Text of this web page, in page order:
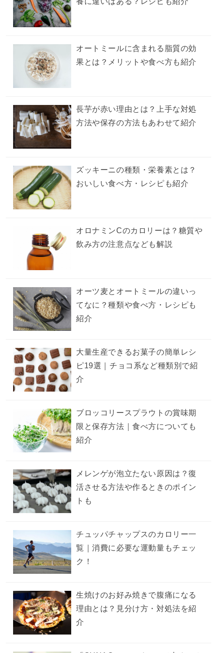
オートミールに含まれる脂質の効
果とは？メリットや食べ方も紹介
長芋が赤い理由とは？上手な対処
方法や保存の方法もあわせて紹介
ズッキーニの種類・栄養素とは？
おいしい食べ方・レシピも紹介
オロナミンCのカロリーは？糖質や
飲み方の注意点なども解説
オーツ麦とオートミールの違いっ
てなに？種類や食べ方・レシピも
紹介
大量生産できるお菓子の簡単レシ
ピ19選｜チョコ系など種類別で紹
介
ブロッコリースプラウトの賞味期
限と保存方法｜食べ方についても
紹介
メレンゲが泡立たない原因は？復
活させる方法や作るときのポイン
トも
チュッパチャップスのカロリー一
覧｜消費に必要な運動量もチェッ
ク！
生焼けのお好み焼きで腹痛になる
理由とは？見分け方・対処法を紹
介